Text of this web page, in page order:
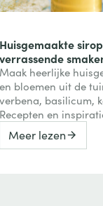
Huisgemaakte
verrassende
Maak heerlijke
en bloemen uit de
verbena, basilicum,
Recepten en
Meer lezen